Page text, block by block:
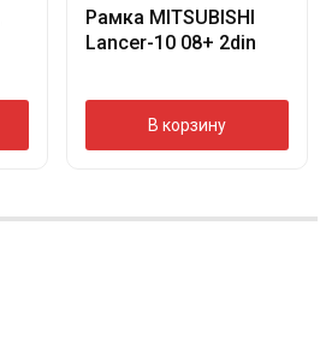
Рамка MITSUBISHI
Lancer-10 08+ 2din
В корзину